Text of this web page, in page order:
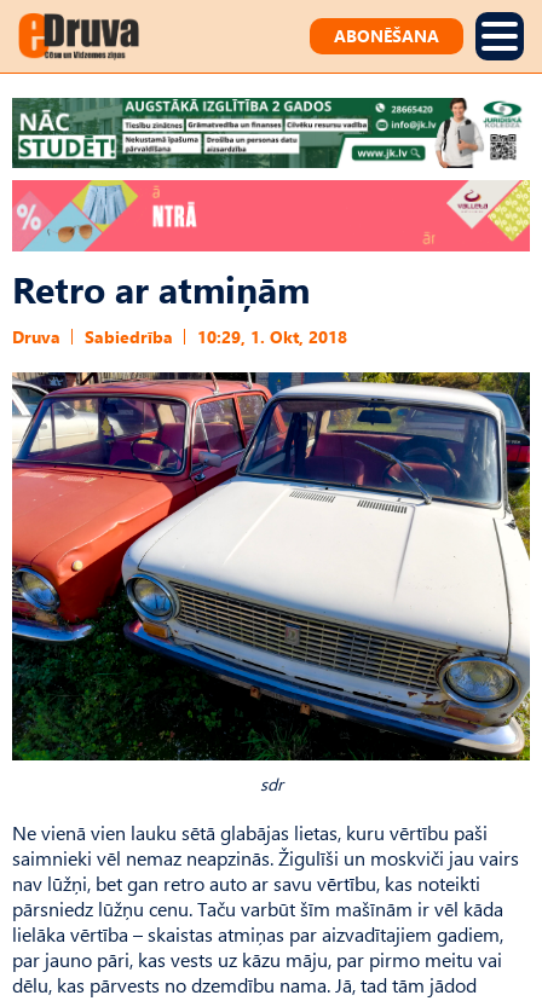
ABONĒŠANA
Retro ar atmiņām
Druva Sabiedrība 10:29, 1. Okt, 2018
sdr
Ne vienā vien lauku sētā glabājas lietas, kuru vērtību paši
saimnieki vēl nemaz neapzinās. Žigulīši un moskviči jau vairs
nav lūžņi, bet gan retro auto ar savu vērtību, kas noteikti
pārsniedz lūžņu cenu. Taču varbūt šīm mašīnām ir vēl kāda
lielāka vērtība – skaistas atmiņas par aizvadītajiem gadiem,
par jauno pāri, kas vests uz kāzu māju, par pirmo meitu vai
dēlu, kas pārvests no dzemdību nama. Jā, tad tām jādod